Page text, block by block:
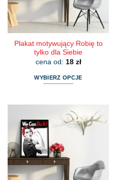
Plakat motywujący Robię to
tylko dla Siebie
cena od: 18 zł
WYBIERZ OPCJE
wiele
wariantów.
Opcje
można
wybrać
na